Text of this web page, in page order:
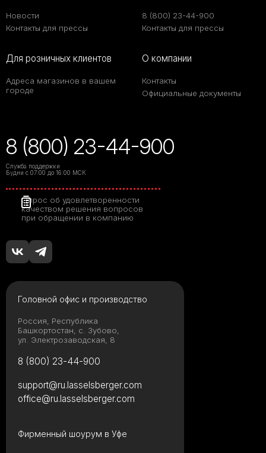
Новости
Контакты для прессы
8 (800) 23-44-900
Контакты для прессы
Для розничных клиентов
Адреса магазинов в вашем
городе
О компании
Контакты
Официальные документы
8 (800) 23-44-900
Служба поддержки
Будни с 07:00 до 16:00 МСК
Опрос об удовлетворенности
качеством решения вопросов
при обращении в компанию
Головной офис и производство
Россия, Республика
Башкортостан, с. Зубово,
ул. Электрозаводская, 8
8 (800) 23-44-900
Фирменный шоурум в Уфе
support@ru.lasselsberger.com
office@ru.lasselsberger.com